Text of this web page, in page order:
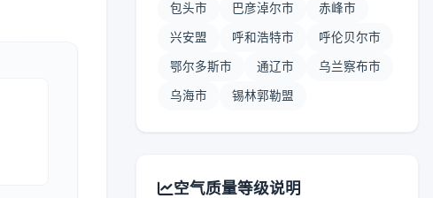
包头市 巴彦淖尔市 赤峰市
兴安盟 呼和浩特市 呼伦贝尔市
鄂尔多斯市 通辽市 乌兰察布市
乌海市 锡林郭勒盟
空气质量等级说明